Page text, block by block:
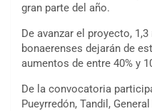
gran parte del año.
De avanzar el proyecto,
bonaerenses dejarán de
aumentos de entre 40% y
De la convocatoria
Pueyrredón, Tandil,